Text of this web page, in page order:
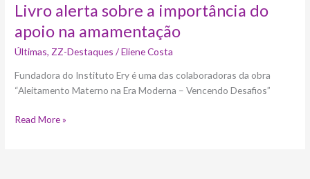
Livro alerta sobre a importância do
apoio na amamentação
Últimas, ZZ-Destaques /Eliene Costa
Fundadora do Instituto Ery é uma das colaboradoras da obra
“Aleitamento Materno na Era Moderna – Vencendo Desafios”
Read More »